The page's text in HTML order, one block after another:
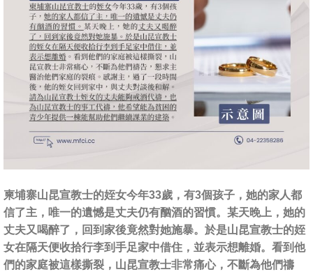
柬埔寨山昆宣教士的姪女今年33歲，有3個孩子，她的家人都
信了主，唯一的遺憾是丈夫仍有酗酒的習慣。某天晚上，她的
丈夫又喝醉了，回到家後竟然對她施暴。於是山昆宣教士的姪
女在隔天便收拾行李到手足家中借住，並表示想離婚。看到他
們的家庭被這樣撕裂，山昆宣教士非常痛心，不斷為他們禱